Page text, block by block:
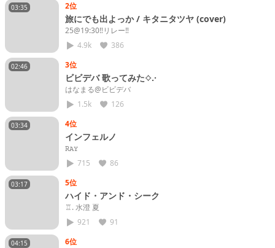
03:35 2位
旅にでも出よっか / キタニタツヤ (cover)
25@19:30‼️リレー‼️
4.9k
386
02:46 3位
ビビデバ 歌ってみた⟡.·
はなまる@ビビデバ
1.5k
126
03:34 4位
インフェルノ
𝚁𝙰𝚈
715
86
03:17 5位
ハイド・アンド・シーク
♖. 水澄 夏
921
91
04:15 6位